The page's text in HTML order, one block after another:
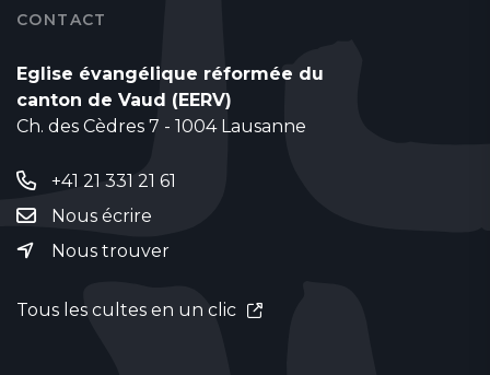
CONTACT
Eglise évangélique réformée du
canton de Vaud (EERV)
Ch. des Cèdres 7 - 1004 Lausanne
+41 21 331 21 61
Nous écrire
Nous trouver
Tous les cultes en un clic